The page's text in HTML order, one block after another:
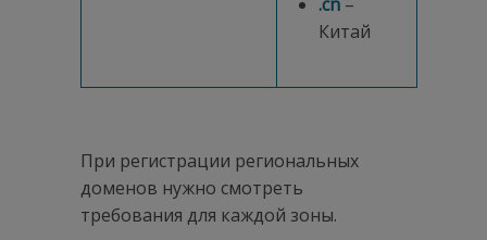
Китай
При регистрации региональных
доменов нужно смотреть
требования для каждой зоны.